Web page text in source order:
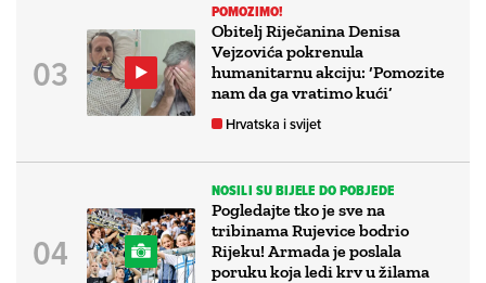
POMOZIMO!
Obitelj Riječanina Denisa
Vejzovića pokrenula
humanitarnu akciju: ‘Pomozite
nam da ga vratimo kući’
Hrvatska i svijet
NOSILI SU BIJELE DO POBJEDE
Pogledajte tko je sve na
tribinama Rujevice bodrio
Rijeku! Armada je poslala
poruku koja ledi krv u žilama